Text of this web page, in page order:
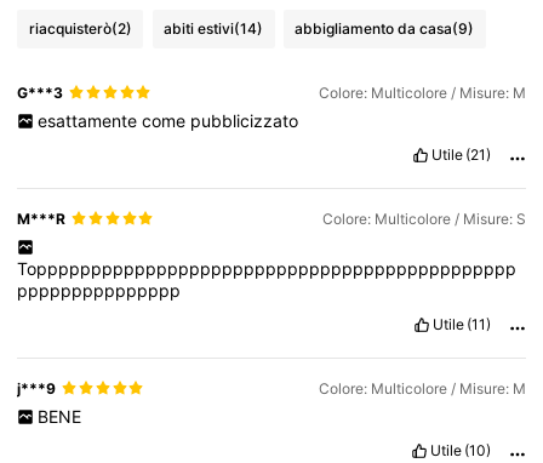
riacquisterò(2) abiti estivi(14) abbigliamento da casa(9)
G***3 Colore: Multicolore / Misure: M
esattamente come pubblicizzato
Utile (21)
M***R Colore: Multicolore / Misure: S
Topppppppppppppppppppppppppppppppppppppppppppp
ppppppppppppppp
Utile (11)
j***9 Colore: Multicolore / Misure: M
BENE
Utile (10)